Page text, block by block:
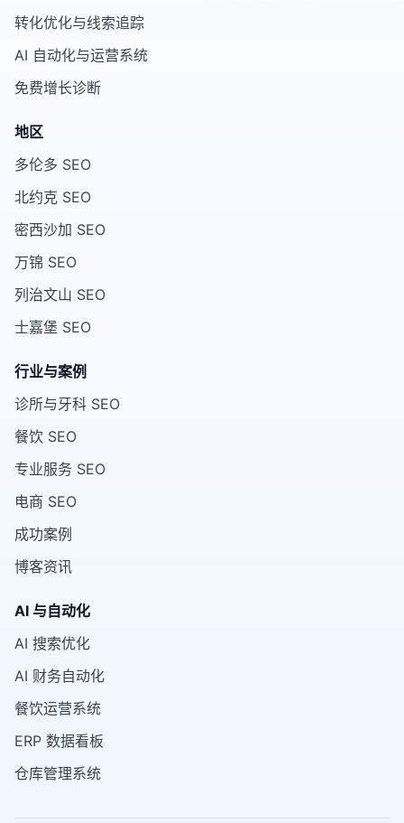
转化优化与线索追踪
AI 自动化与运营系统
免费增长诊断
地区
多伦多 SEO
北约克 SEO
密西沙加 SEO
万锦 SEO
列治文山 SEO
士嘉堡 SEO
行业与案例
诊所与牙科 SEO
餐饮 SEO
专业服务 SEO
电商 SEO
成功案例
博客资讯
AI 与自动化
AI 搜索优化
AI 财务自动化
餐饮运营系统
ERP 数据看板
仓库管理系统